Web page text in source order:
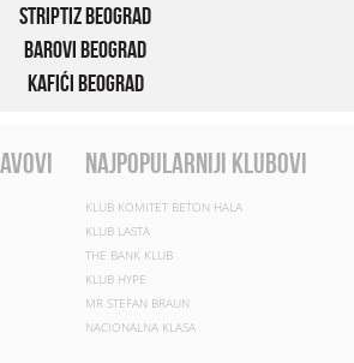
Striptiz Beograd
Barovi Beograd
Kafići Beograd
najpopularniji klubovi
KLUB KOMITET BETON HALA
KLUB LASTA
THE BANK KLUB
KLUB HYPE
MR STEFAN BRAUN
NACIONALNA KLASA